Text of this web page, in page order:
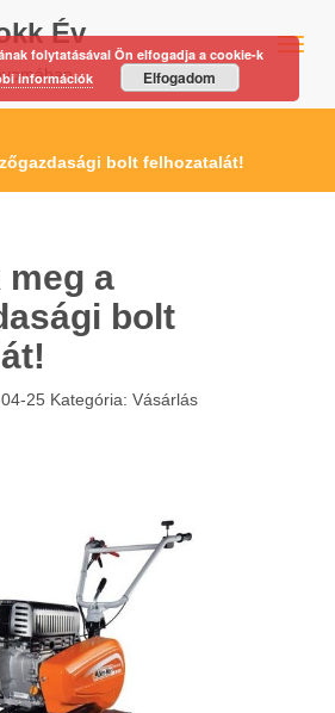
Év
bolt felhozatalát!
a
bolt
25 Kategória: Vásárlás
folytatásával Ön elfogadja a cookie-k
információk Elfogadom